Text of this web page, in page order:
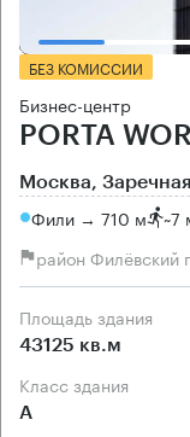
БЕЗ КОМИССИИ
Бизнес-центр
PORTA
Москва,
Фили → 710 м ~7
район Филёвский
Площадь здания
43125 кв.м
Класс здания
А